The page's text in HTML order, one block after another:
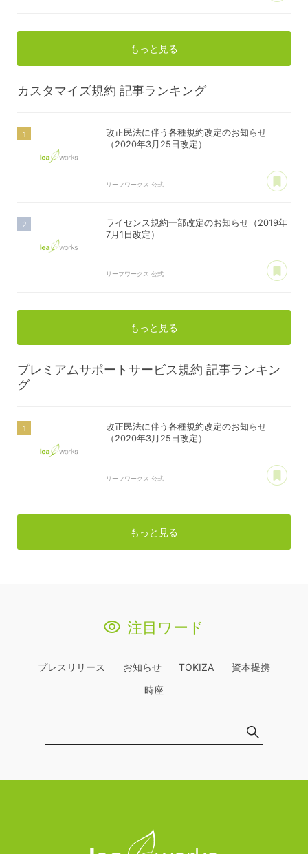
もっと見る
カスタマイズ規約 記事ランキング
改正民法に伴う各種規約改定のお知らせ
（2020年3月25日改定）
リーフワークス 公式
ライセンス規約一部改定のお知らせ（2019年
7月1日改定）
リーフワークス 公式
もっと見る
プレミアムサポートサービス規約 記事ランキン
グ
改正民法に伴う各種規約改定のお知らせ
（2020年3月25日改定）
リーフワークス 公式
もっと見る
注目ワード
プレスリリース お知らせ TOKIZA
資本提携
時座